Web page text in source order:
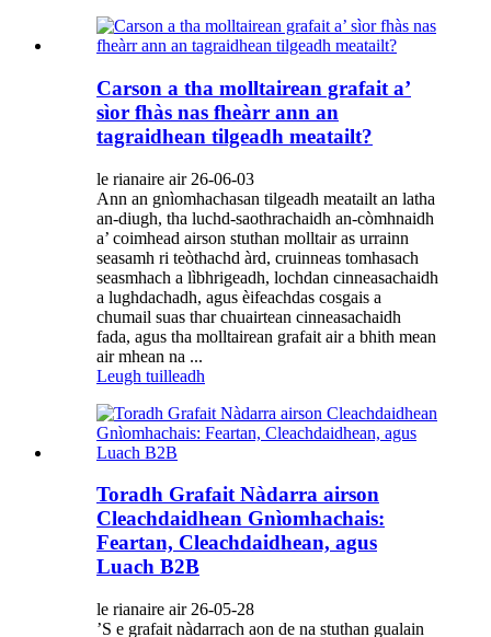
Carson a tha molltairean grafait a’
sìor fhàs nas fheàrr ann an
tagraidhean tilgeadh meatailt?
le rianaire air 26-06-03
Ann an gnìomhachasan tilgeadh meatailt an latha
an-diugh, tha luchd-saothrachaidh an-còmhnaidh
a’ coimhead airson stuthan molltair as urrainn
seasamh ri teòthachd àrd, cruinneas tomhasach
seasmhach a lìbhrigeadh, lochdan cinneasachaidh
a lughdachadh, agus èifeachdas cosgais a
chumail suas thar chuairtean cinneasachaidh
fada, agus tha molltairean grafait air a bhith mean
air mhean na ...
Leugh tuilleadh
Toradh Grafait Nàdarra airson
Cleachdaidhean Gnìomhachais:
Feartan, Cleachdaidhean, agus
Luach B2B
le rianaire air 26-05-28
’S e grafait nàdarrach aon de na stuthan gualain